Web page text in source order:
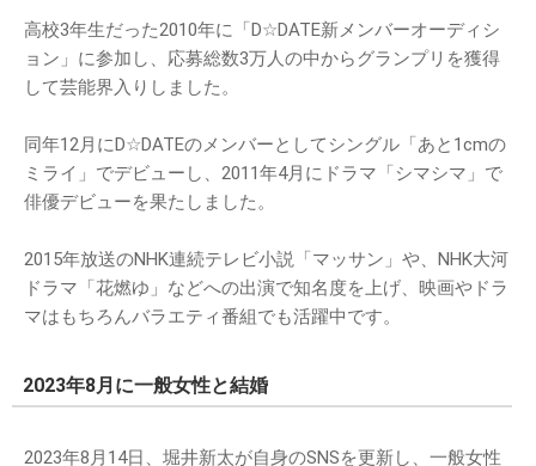
高校3年生だった2010年に「D☆DATE新メンバーオーディシ
ョン」に参加し、応募総数3万人の中からグランプリを獲得
して芸能界入りしました。
同年12月にD☆DATEのメンバーとしてシングル「あと1cmの
ミライ」でデビューし、2011年4月にドラマ「シマシマ」で
俳優デビューを果たしました。
2015年放送のNHK連続テレビ小説「マッサン」や、NHK大河
ドラマ「花燃ゆ」などへの出演で知名度を上げ、映画やドラ
マはもちろんバラエティ番組でも活躍中です。
2023年8月に一般女性と結婚
2023年8月14日、堀井新太が自身のSNSを更新し、一般女性